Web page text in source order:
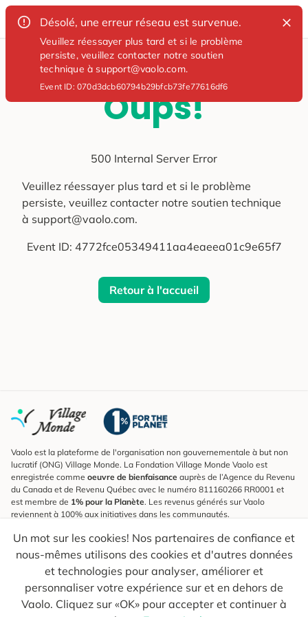
Désolé, une erreur réseau est survenue.
Veuillez réessayer plus tard et si le problème
persiste, veuillez contacter notre soutien
technique à support@vaolo.com.
Event ID:070d3dcb60794b29bfcb73fe77616df6
Oups!
500 Internal Server Error
Veuillez réessayer plus tard et si le problème
persiste, veuillez contacter notre soutien technique
à support@vaolo.com.
Event ID: 4772fce05349411aa4eaeea01c9e65f7
Retour à l'accueil
Un mot sur les cookies! Nos partenaires de confiance et
nous-mêmes utilisons des cookies et d'autres données
et technologies pour analyser, améliorer et
personnaliser votre expérience sur et en dehors de
Vaolo. Cliquez sur «OK» pour accepter et continuer à
Vaolo est la plateforme de l'organisation non gouvernementale à but non
lucratif (ONG) Village Monde. La Fondation Village Monde Vaolo est
enregistrée comme oeuvre de bienfaisance auprès de l’Agence du Revenu
du Canada et de Revenu Québec avec le numéro 811160266 RR0001 et
est membre de 1% pour la Planète. Les revenus générés sur Vaolo
reviennent à 100% aux initiatives dans les communautés.
S'inscrire à l'infolettre
Pour connaître les nouveautés, suivre nos explorateurs et recevoir des
astuces pour des voyages plus conscients.
Ton courriel Envoyer